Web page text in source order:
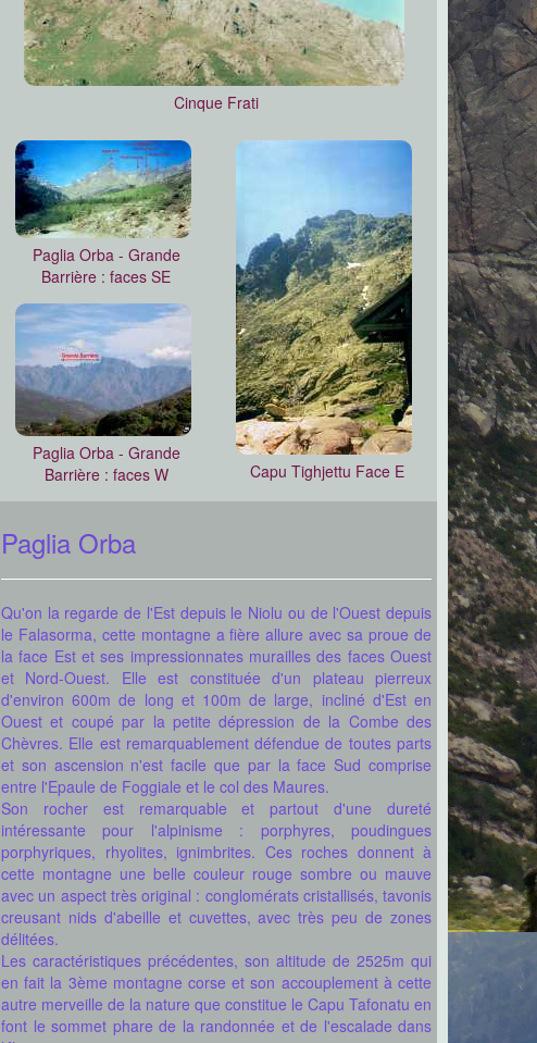
Cinque Frati
Paglia Orba - Grande
Barrière : faces SE
Paglia Orba - Grande
Barrière : faces W
Capu Tighjettu Face E
Paglia Orba
Qu'on la regarde de l'Est depuis le Niolu ou de l'Ouest depuis
le Falasorma, cette montagne a fière allure avec sa proue de
la face Est et ses impressionnates murailles des faces Ouest
et Nord-Ouest. Elle est constituée d'un plateau pierreux
d'environ 600m de long et 100m de large, incliné d'Est en
Ouest et coupé par la petite dépression de la Combe des
Chèvres. Elle est remarquablement défendue de toutes parts
et son ascension n'est facile que par la face Sud comprise
entre l'Epaule de Foggiale et le col des Maures.
Son rocher est remarquable et partout d'une dureté
intéressante pour l'alpinisme : porphyres, poudingues
porphyriques, rhyolites, ignimbrites. Ces roches donnent à
cette montagne une belle couleur rouge sombre ou mauve
avec un aspect très original : conglomérats cristallisés, tavonis
creusant nids d'abeille et cuvettes, avec très peu de zones
délitées.
Les caractéristiques précédentes, son altitude de 2525m qui
en fait la 3ème montagne corse et son accouplement à cette
autre merveille de la nature que constitue le Capu Tafonatu en
font le sommet phare de la randonnée et de l'escalade dans